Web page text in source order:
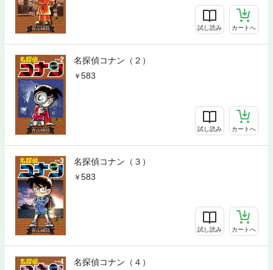
試し読み カートへ
名探偵コナン（２）
583
試し読み カートへ
名探偵コナン（３）
583
試し読み カートへ
名探偵コナン（４）